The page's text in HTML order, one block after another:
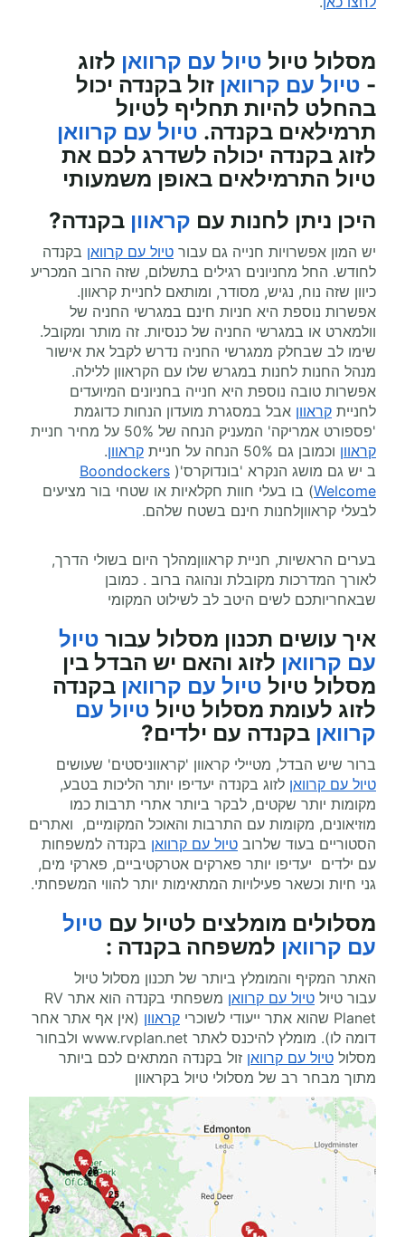
מסלול טיול טיול עם קרוואן לזוג
- טיול עם קרוואן זול בקנדה יכול
בהחלט להיות תחליף לטיול
תרמילאים בקנדה. טיול עם קרוואן
לזוג בקנדה יכולה לשדרג לכם את
טיול התרמילאים באופן משמעותי
היכן ניתן לחנות עם קראוון בקנדה?
יש המון אפשרויות חנייה גם עבור טיול עם קרוואן בקנדה
לחודש. החל מחניונים רגילים בתשלום, שזה הרוב המכריע
כיוון שזה נוח, נגיש, מסודר, ומותאם לחניית קראוון.
אפשרות נוספת היא חניות חינם במגרשי החניה של
וולמארט או במגרשי החניה של כנסיות. זה מותר ומקובל.
שימו לב שבחלק ממגרשי החניה נדרש לקבל את אישור
מנהל החנות לחנות במגרש שלו עם הקראוון ללילה.
אפשרות טובה נוספת היא חנייה בחניונים המיועדים
לחניית קראוון אבל במסגרת מועדון הנחות כדוגמת
'פספורט אמריקה' המעניק הנחה של 50% על מחיר חניית
קראוון וכמובן גם 50% הנחה על חניית קראוון.
ב יש גם מושג הנקרא 'בונדוקרס'( Boondockers
Welcome) בו בעלי חוות חקלאיות או שטחי בור מציעים
לבעלי קראווןלחנות חינם בשטח שלהם.
בערים הראשיות, חניית קראווןמהלך היום בשולי הדרך,
לאורך המדרכות מקובלת ונהוגה ברוב . כמובן
שבאחריותכם לשים היטב לב לשילוט המקומי
איך עושים תכנון מסלול עבור טיול
עם קרוואן לזוג והאם יש הבדל בין
מסלול טיול טיול עם קרוואן בקנדה
לזוג לעומת מסלול טיול טיול עם
קרוואן בקנדה עם ילדים?
ברור שיש הבדל, מטיילי קראוון 'קראווניסטים' שעושים
טיול עם קרוואן לזוג בקנדה יעדיפו יותר הליכות בטבע,
מקומות יותר שקטים, לבקר ביותר אתרי תרבות כמו
מוזיאונים, מקומות עם התרבות והאוכל המקומיים, ואתרים
הסטוריים בעוד שלרוב טיול עם קרוואן בקנדה למשפחות
עם ילדים יעדיפו יותר פארקים אטרקטיביים, פארקי מים,
גני חיות וכשאר פעילויות המתאימות יותר להווי המשפחתי.
מסלולים מומלצים לטיול עם טיול
עם קרוואן למשפחה בקנדה :
האתר המקיף והמומלץ ביותר של תכנון מסלול טיול
עבור טיול טיול עם קרוואן משפחתי בקנדה הוא אתר RV
Planet שהוא אתר ייעודי לשוכרי קראוון (אין אף אתר אחר
דומה לו). מומלץ להיכנס לאתר www.rvplan.net ולבחור
מסלול טיול עם קרוואן זול בקנדה המתאים לכם ביותר
מתוך מבחר רב של מסלולי טיול בקראוון